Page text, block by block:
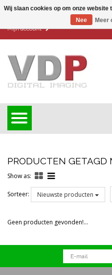
Mijn account
PRODUCTEN GETAGD
Show as:
Sorteer: Nieuwste producten
Prijs
Geen producten gevonden!...
Wij slaan cookies op om onze
Nee
Meer